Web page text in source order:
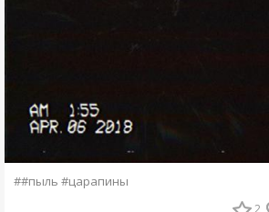
##пыль #царапины